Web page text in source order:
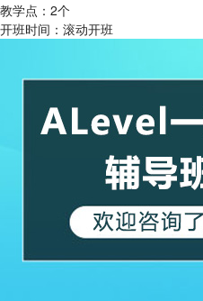
教学点： 2个
开班时间： 滚动开班